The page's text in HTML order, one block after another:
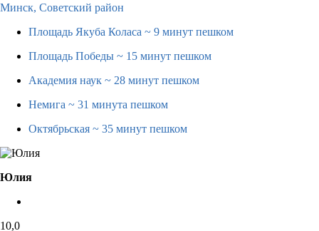
Минск, Советский район
Площадь Якуба Коласа ~ 9 минут пешком
Площадь Победы ~ 15 минут пешком
Академия наук ~ 28 минут пешком
Немига ~ 31 минута пешком
Октябрьская ~ 35 минут пешком
Юлия
10,0